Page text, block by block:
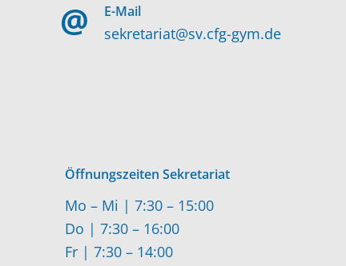
E-Mail
sekretariat@sv.cfg-gym.de
Öffnungszeiten Sekretariat
Mo – Mi | 7:30 – 15:00
Do | 7:30 – 16:00
Fr | 7:30 – 14:00